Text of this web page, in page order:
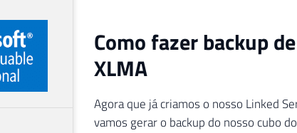
Como fazer backup
XLMA
Agora que já criamos o nosso Linked
vamos gerar o backup do nosso cubo